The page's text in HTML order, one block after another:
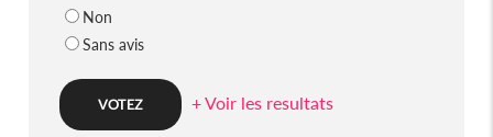
Non
Sans avis
+ Voir les resultats